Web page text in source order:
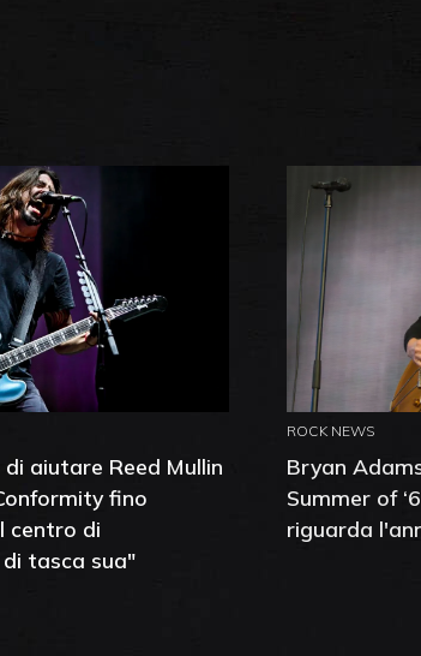
aiutare Reed Mullin
fino
centro di
tasca sua"
ROCK NEWS
Bryan
Summer of
riguarda